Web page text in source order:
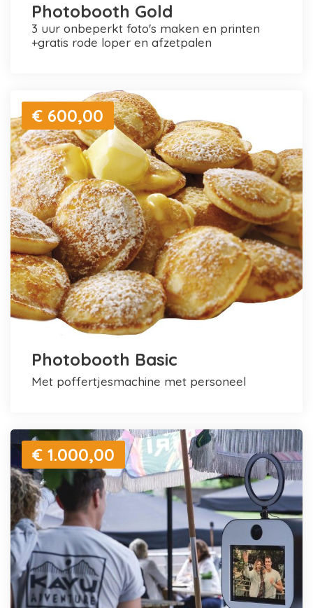
Photobooth Gold
3 uur onbeperkt foto's maken en printen
+gratis rode loper en afzetpalen
€ 600,00
Photobooth Basic
met poffertjesmachine met personeel
€ 1.000,00